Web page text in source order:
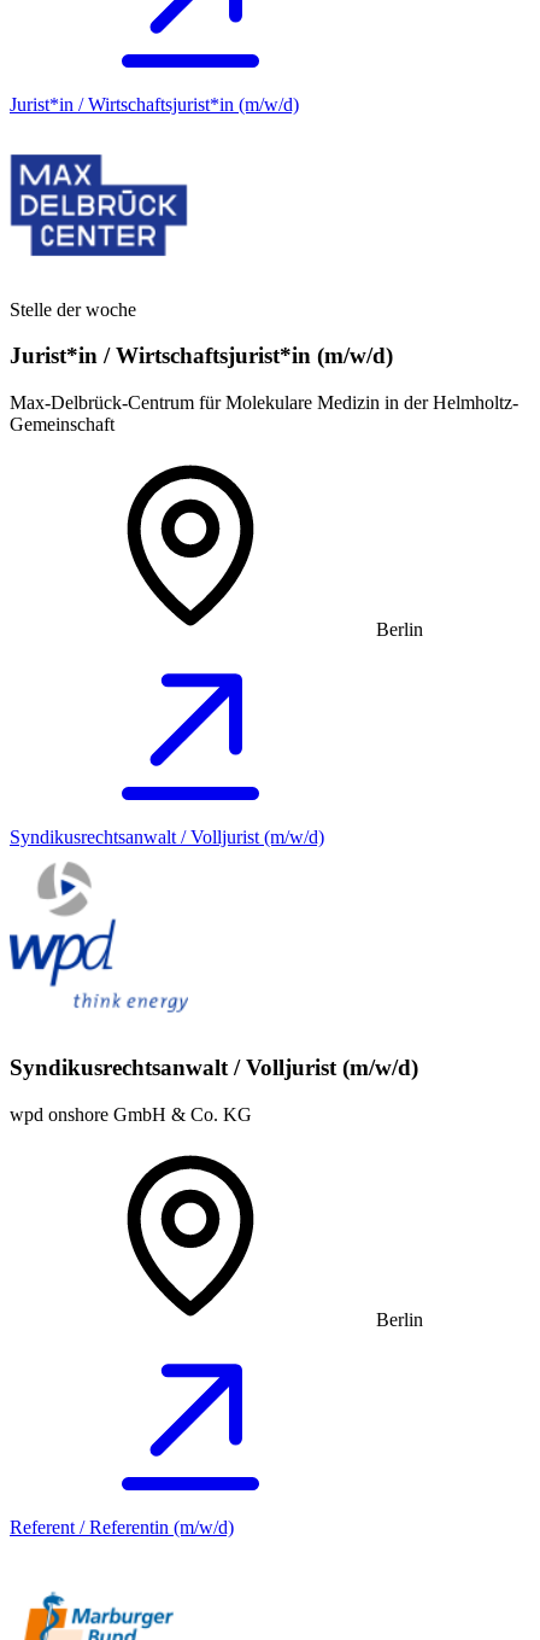
Jurist*in / Wirtschafts­jurist*in (m/w/d)
Stelle der woche
Jurist*in / Wirtschafts­jurist*in (m/w/d)
Max-Delbrück-Centrum für Molekulare Medizin in der Helmholtz-
Gemeinschaft
Berlin
Syndikusrechtsanwalt / Volljurist (m/w/d)
Syndikusrechtsanwalt / Volljurist (m/w/d)
wpd onshore GmbH & Co. KG
Berlin
Referent / Referentin (m/w/d)